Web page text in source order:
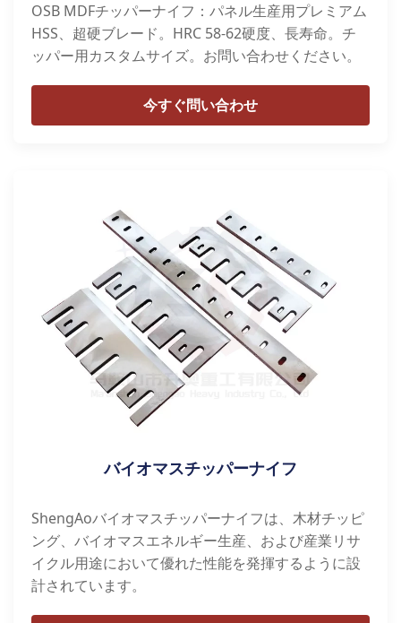
OSB MDFチッパーナイフ：パネル生産用プレミアム
HSS、超硬ブレード。HRC 58-62硬度、長寿命。チ
ッパー用カスタムサイズ。お問い合わせください。
今すぐ問い合わせ
バイオマスチッパーナイフ
ShengAoバイオマスチッパーナイフは、木材チッピ
ング、バイオマスエネルギー生産、および産業リサ
イクル用途において優れた性能を発揮するように設
計されています。